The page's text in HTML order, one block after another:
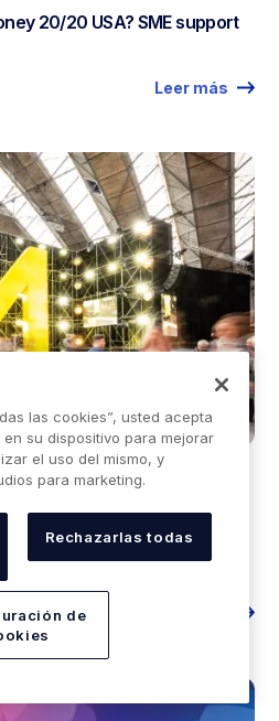
20/20 USA? SME support
Leer más
finance trends in
las cookies”, usted acepta
su dispositivo para mejorar
el uso del mismo, y
para marketing.
Rechazarlas todas
de